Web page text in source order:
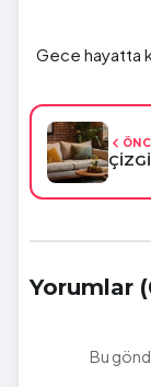
Gece hayatta
Yorumlar
Bu